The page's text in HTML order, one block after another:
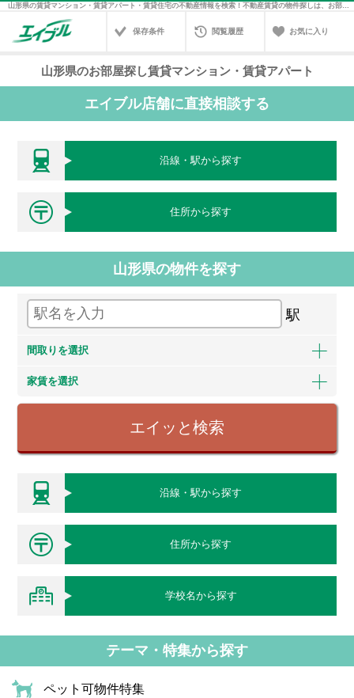
山形県の賃貸マンション・賃貸アパート・賃貸住宅の不動産情報を検索！不動産賃貸の物件探しは、お部屋探しのエイブル
保存条件 閲覧履歴 お気に入り
山形県のお部屋探し賃貸マンション・賃貸アパート
エイブル店舗に直接相談する
沿線・駅から探す
住所から探す
山形県の物件を探す
駅
間取りを選択
家賃を選択
エイッと検索
沿線・駅から探す
住所から探す
学校名から探す
テーマ・特集から探す
ペット可物件特集